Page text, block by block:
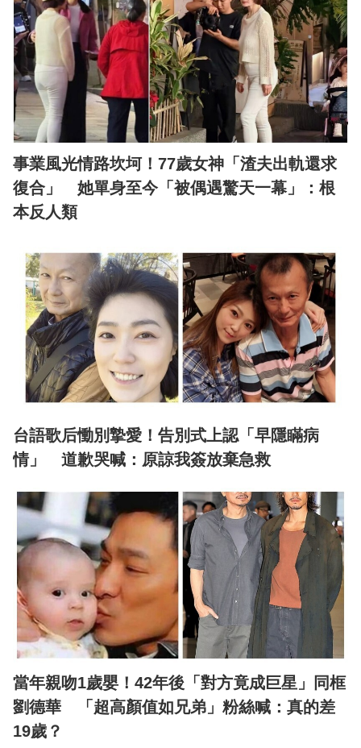
事業風光情路坎坷！77歲女神「渣夫出軌還求
復合」 她單身至今「被偶遇驚天一幕」：根
本反人類
台語歌后慟別摯愛！告別式上認「早隱瞞病
情」 道歉哭喊：原諒我簽放棄急救
當年親吻1歲嬰！42年後「對方竟成巨星」同框
劉德華 「超高顏值如兄弟」粉絲喊：真的差
19歲？